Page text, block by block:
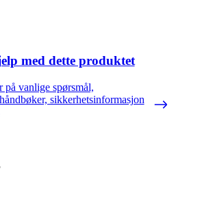
med dette produktet
på vanlige spørsmål,
sikkerhetsinformasjon
av Bazaarvoice og overholder